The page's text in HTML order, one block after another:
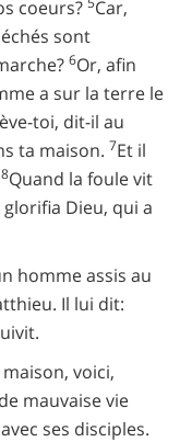
coeurs? Car,
sont
6Or, afin
a sur la terre le
toi, dit-il au
ta maison. 7Et il
8Quand la foule vit
Dieu, qui a
homme assis au
Il lui dit:
voici,
mauvaise vie
ses disciples.